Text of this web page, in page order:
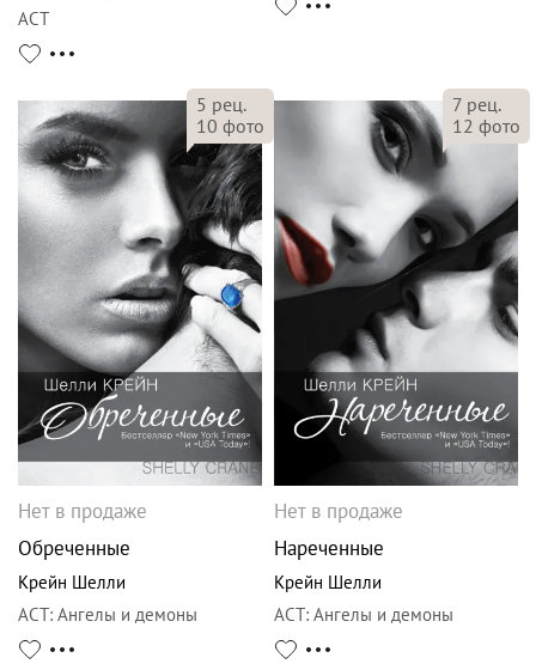
АСТ
5 рец.
10 фото
Нет в продаже
Обреченные
Крейн Шелли
АСТ: Ангелы и демоны
7 рец.
12 фото
Нет в продаже
Нареченные
Крейн Шелли
АСТ: Ангелы и демоны